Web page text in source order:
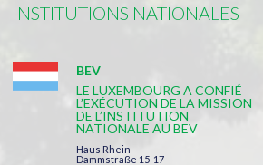
INSTITUTIONS NATIONALES
BEV
LE LUXEMBOURG A CONFIÉ
L’EXÉCUTION DE LA MISSION
DE L’INSTITUTION
NATIONALE AU BEV
Haus Rhein
Dammstraße 15-17